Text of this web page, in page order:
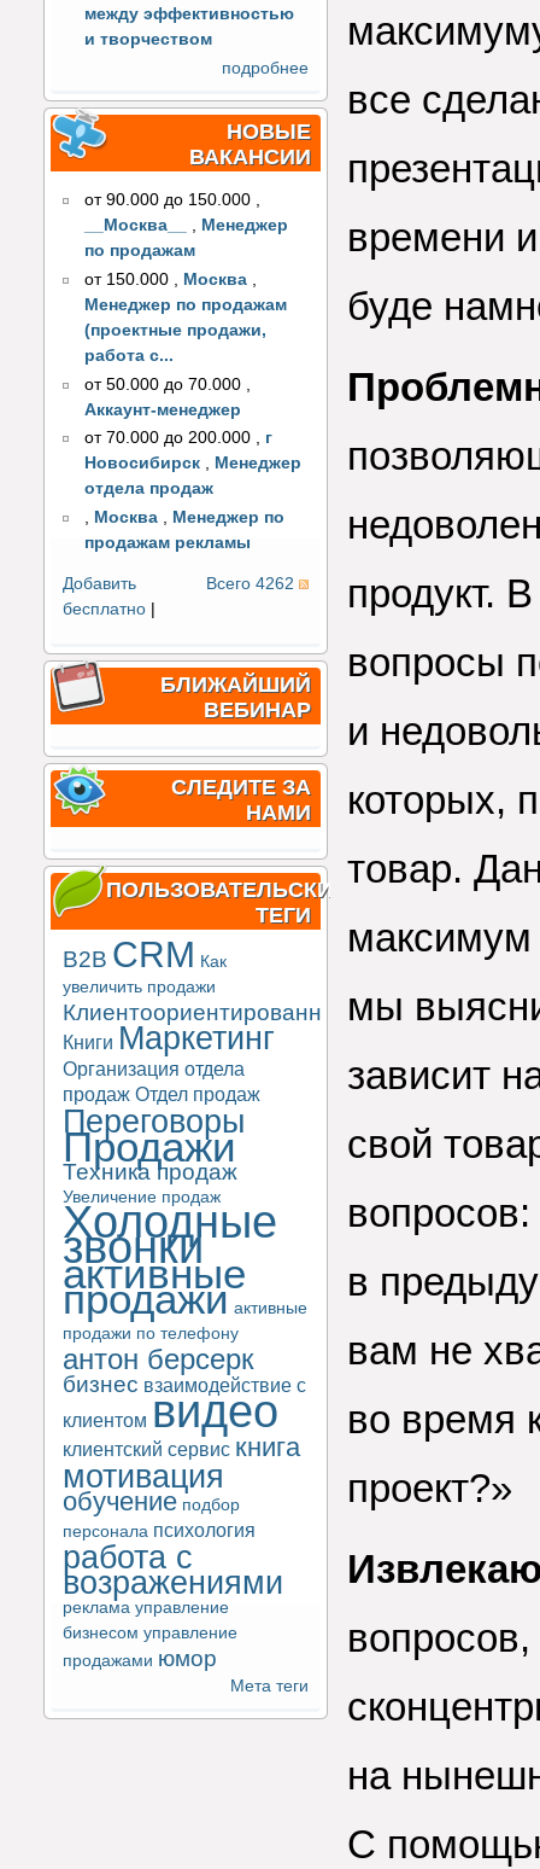
между эффективностью
и творчеством
подробнее
НОВЫЕ
ВАКАНСИИ
от 90.000 до 150.000 ,
__Москва__
, Менеджер
по продажам
от 150.000
Москва
Менеджер по продажам
(проектные продажи,
работа с...
от 50.000 до 70.000
Аккаунт-менеджер
от 70.000 до 200.000 , г
Новосибирск , Менеджер
отдела продаж
, Москва , Менеджер по
продажам рекламы
Всего 4262
Добавить
бесплатно
БЛИЖАЙШИЙ
ВЕБИНАР
СЛЕДИТЕ ЗА
НАМИ
ПОЛЬЗОВАТЕЛЬСКИЕ
ТЕГИ
B2B CRM Как
увеличить продажи
Клиентоориентированность
Книги Маркетинг
Организация отдела
продаж Отдел продаж
Переговоры
Продажи
Техника продаж
Увеличение продаж
Холодные
звонки
активные
продажи активные
продажи по телефону
антон берсерк
бизнес взаимодействие с
клиентом видео
клиентский сервис книга
мотивация
обучение подбор
персонала психология
работа с
возражениями
реклама управление
бизнесом управление
продажами юмор
Мета теги
все
времени
буде
продукт.
вопросы
и
которых,
товар.
максимум
мы
зависит
свой
в
вам не
во время
проект?»
на
С